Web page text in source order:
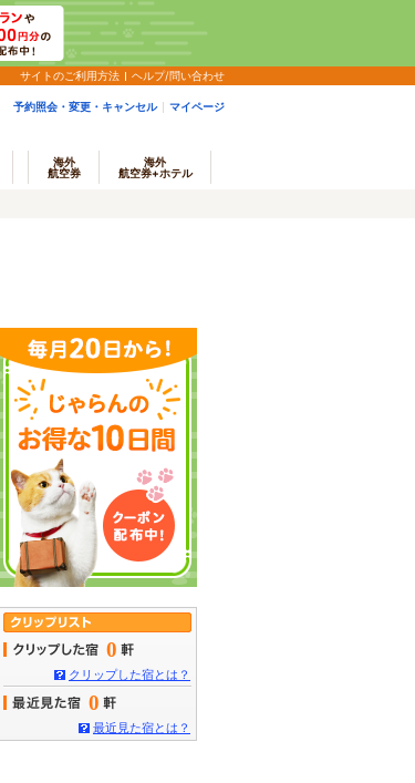
サイトのご利用方法 ヘルプ/問い合わせ
予約照会・変更・キャンセル マイページ
海外
航空券
海外
航空券+ホテル
0
クリップした宿とは？
0
最近見た宿とは？